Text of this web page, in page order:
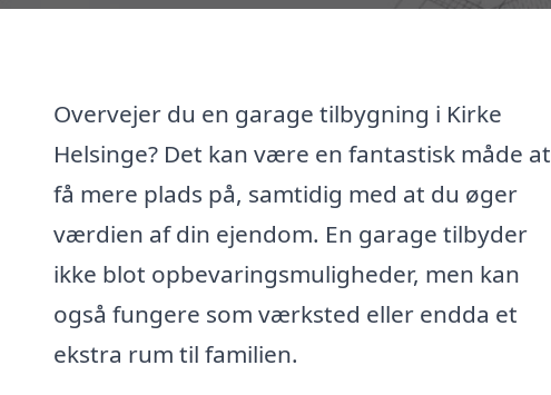
Overvejer du en garage tilbygning i Kirke
Helsinge? Det kan være en fantastisk måde at
få mere plads på, samtidig med at du øger
værdien af din ejendom. En garage tilbyder
ikke blot opbevaringsmuligheder, men kan
også fungere som værksted eller endda et
ekstra rum til familien.